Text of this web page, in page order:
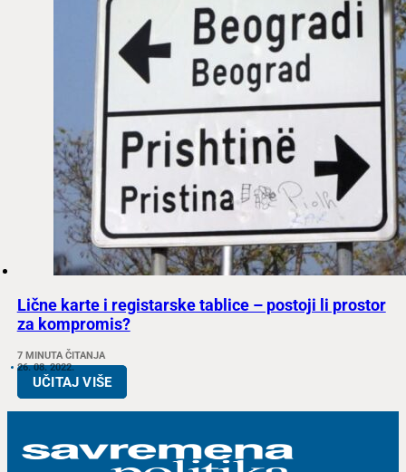
Lične karte i registarske tablice – postoji li prostor
za kompromis?
7 MINUTA ČITANJA
26. 08. 2022.
UČITAJ VIŠE